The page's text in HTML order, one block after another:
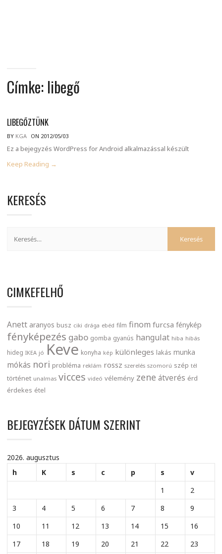
Címke: libegő
LIBEGŐZTÜNK
BY KGA ON 2012/05/03
Ez a bejegyzés WordPress for Android alkalmazással készült
Keep Reading →
KERESÉS
CIMKEFELHŐ
Anett aranyos busz ciki drága ebéd film finom furcsa fénykép
fényképezés gabo gomba gyanús hangulat hiba hibás
hideg IKEA jó Keve konyha kép különleges lakás munka
mókás nori probléma reklám rossz szerelés szomorú szép tél
történet unalmas vicces videó vélemény zene átverés érd
érdekes étel
BEJEGYZÉSEK DÁTUM SZERINT
2026. augusztus
h
K s c p s
v
1
2
3
4 5 6 7 8
9
10
11 12 13 14 15
16
17
18 19 20 21 22
23